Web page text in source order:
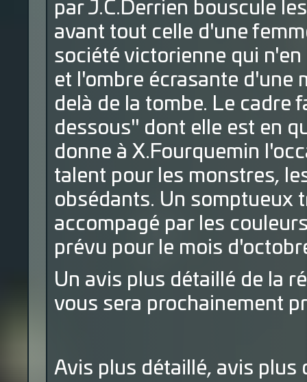
par J.C.Derrien bouscule
avant tout celle d'une
société victorienne qui
et l'ombre écrasante d'une
delà de la tombe. Le cadre
dessous" dont elle est en
donne à X.Fourquemin
talent pour les monstres,
obsédants. Un somptueux
accompagé par les
prévu pour le mois
Un avis plus détaillé de la
vous sera prochainement
Avis plus détaillé, avis plus